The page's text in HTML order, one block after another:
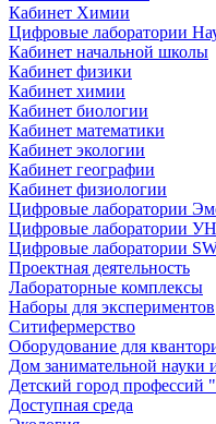
Кабинет Химии
Цифровые лаборатории
Кабинет начальной школы
Кабинет физики
Кабинет химии
Кабинет биологии
Кабинет математики
Кабинет экологии
Кабинет географии
Кабинет физиологии
Цифровые лаборатории
Цифровые лаборатории
Цифровые лаборатории
Проектная деятельность
Лабораторные комплексы
Наборы для экспериментов
Ситифермерство
Оборудование для
Дом занимательной науки
Детский город
Доступная среда